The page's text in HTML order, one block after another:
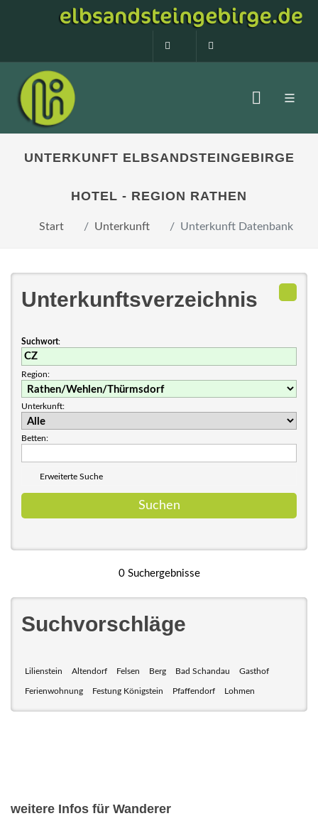
0160 99873408
UNTERKUNFT ELBSANDSTEINGEBIRGE
HOTEL - REGION RATHEN
Start Unterkunft Unterkunft Datenbank
Unterkunftsverzeichnis
Suchwort:
Region:
Unterkunft:
Betten:
Erweiterte Suche
0 Suchergebnisse
Suchvorschläge
Lilienstein Altendorf Felsen Berg Bad Schandau Gasthof
Ferienwohnung Festung Königstein Pfaffendorf Lohmen
weitere Infos für Wanderer